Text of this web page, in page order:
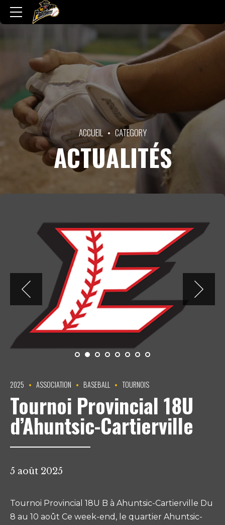
ACCUEIL CATEGORY
ACTUALITÉS
2025 ASSOCIATION BASEBALL TOURNOIS
Tournoi Provincial 18U
d’Ahuntsic-Cartierville
5 août 2025
Tournoi Provincial 18U B à Ahuntsic-Cartierville Du
8 au 10 août Ce week-end, le quartier Ahuntsic-